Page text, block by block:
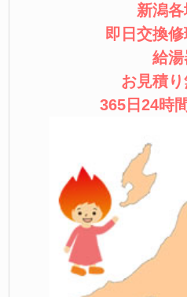
新潟
即日交換修
給湯
お見積り
365日24時